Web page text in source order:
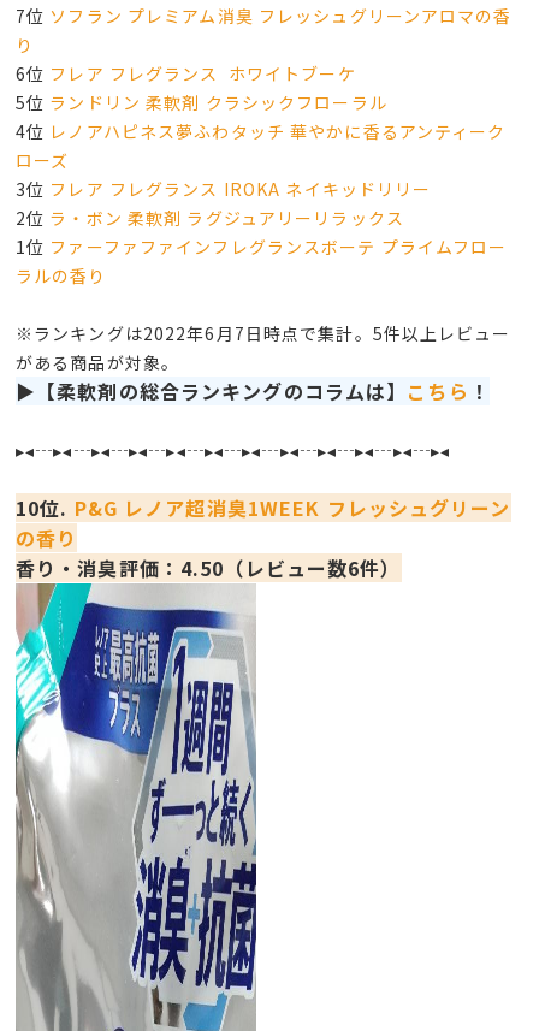
7位 ソフラン プレミアム消臭 フレッシュグリーンアロマの香
り
6位 フレア フレグランス ホワイトブーケ​
5位 ランドリン 柔軟剤 クラシックフローラル
4位 レノアハピネス夢ふわタッチ 華やかに香るアンティーク
ローズ
3位 フレア フレグランス IROKA ネイキッドリリー
2位 ラ・ボン 柔軟剤 ラグジュアリーリラックス
1位 ファーファファインフレグランスボーテ プライムフロー
ラルの香り
※ランキングは2022年6月7日時点で集計。5件以上レビュー
がある商品が対象。
▶【柔軟剤の総合ランキングのコラムは】 こちら ！
▸◂┄▸◂┄▸◂┄▸◂┄▸◂┄▸◂┄▸◂┄▸◂┄▸◂┄▸◂┄▸◂┄▸◂
10位. P&G レノア超消臭1WEEK フレッシュグリーン
の香り
香り・消臭評価：4.50（レビュー数6件）